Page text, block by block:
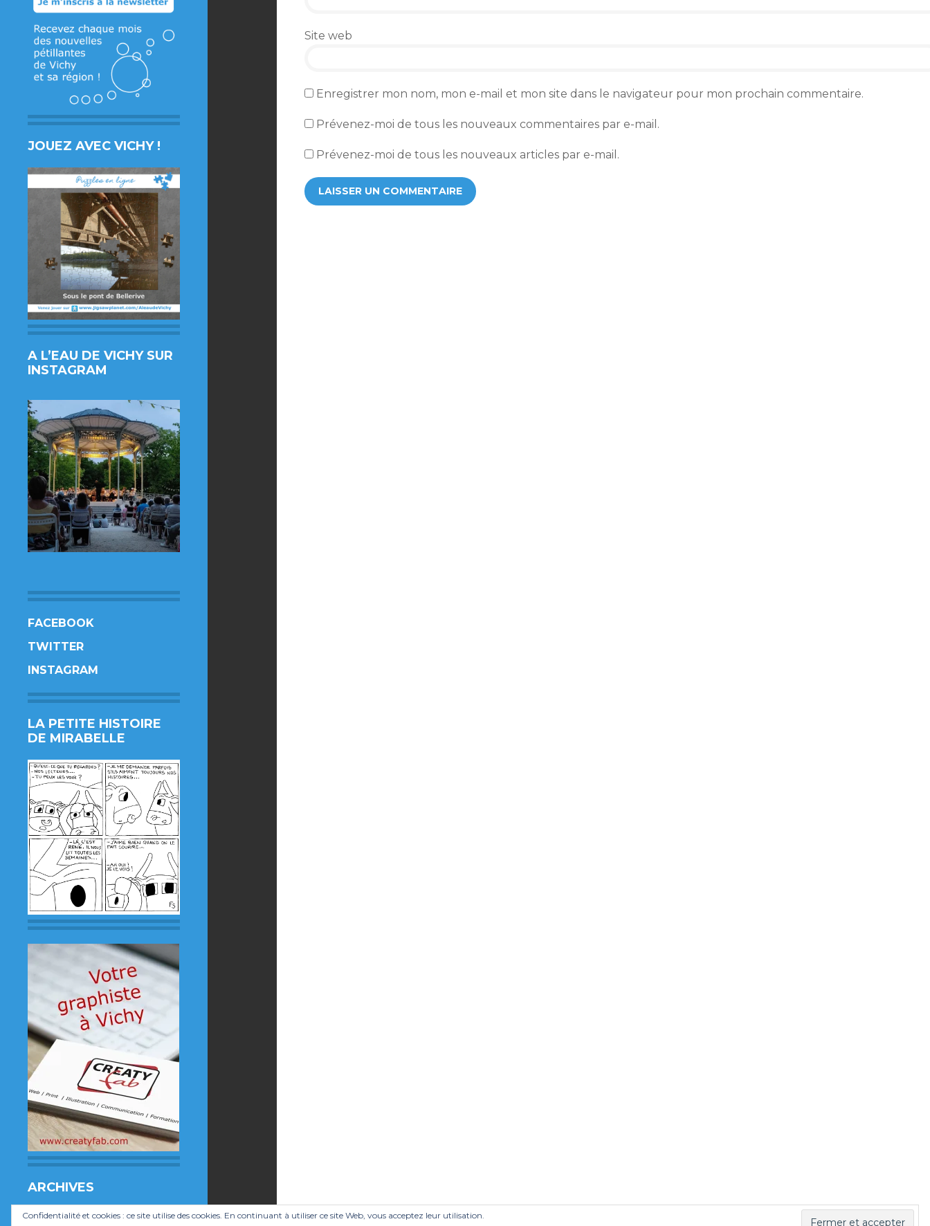
JOUEZ AVEC VICHY !
A L’EAU DE VICHY SUR
INSTAGRAM
FACEBOOK
TWITTER
INSTAGRAM
LA PETITE HISTOIRE
DE MIRABELLE
ARCHIVES
Archives
Site web
Enregistrer mon nom, mon e-mail et mon site dans le navigateur pour mon prochain commentaire.
Prévenez-moi de tous les nouveaux commentaires par e-mail.
Prévenez-moi de tous les nouveaux articles par e-mail.
Confidentialité et cookies : ce site utilise des cookies. En continuant à utiliser ce site Web, vous acceptez leur utilisation.